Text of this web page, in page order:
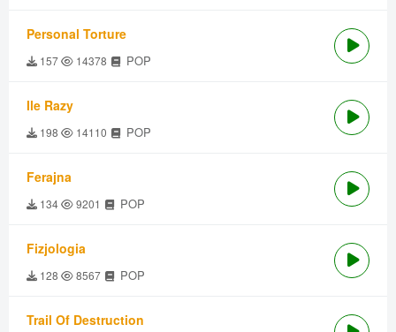
Personal Torture
157 14378 POP
Ile Razy
198 14110 POP
Ferajna
134 9201 POP
Fizjologia
128 8567 POP
Trail Of Destruction